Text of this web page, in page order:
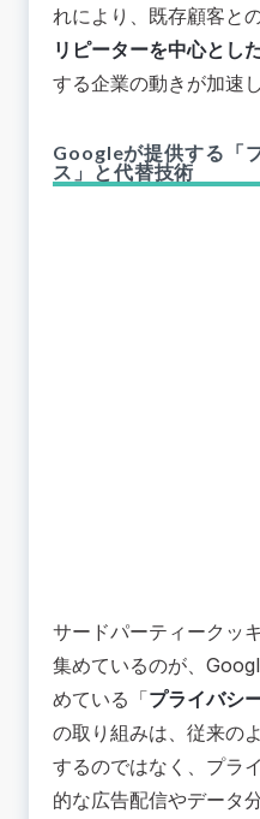
れにより、既存顧客と
リピーターを中心とし
する企業の動きが加速
Googleが提供する「
ス」と代替技術
サードパーティークッ
集めているのが、
めている「プライバシ
の取り組みは、従来の
するのではなく、プラ
的な広告配信やデータ